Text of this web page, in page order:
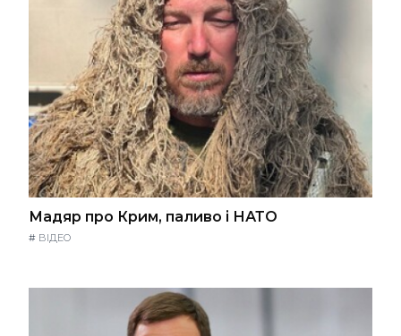
Мадяр про Крим, паливо і НАТО
# ВІДЕО